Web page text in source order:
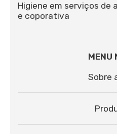
Higiene em serviços
e coporativa
MENU
Sobre